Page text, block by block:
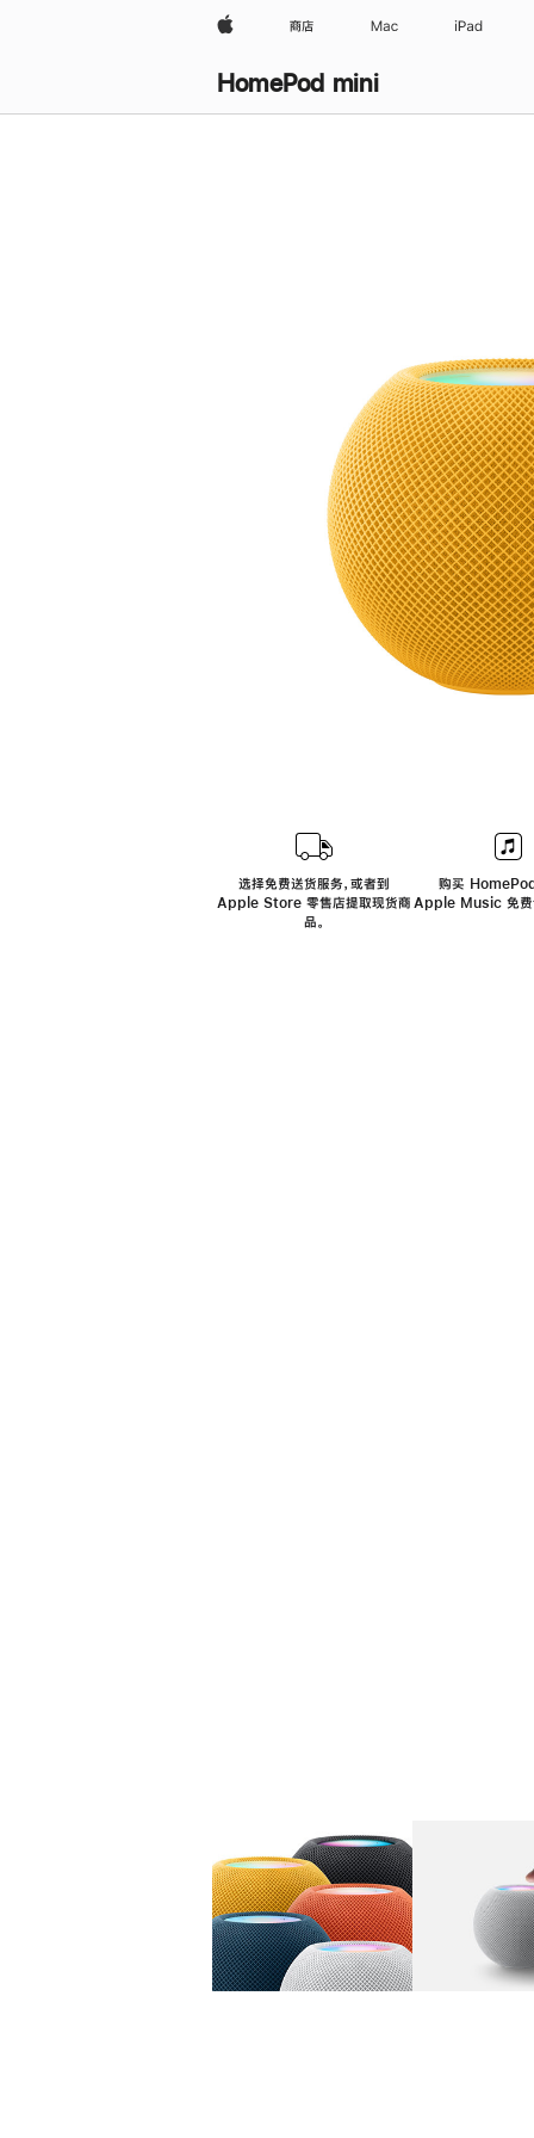
Apple 商店 Mac iPad
HomePod mini
选择免费送货服务，或者到
Apple Store 零售店提取现货商
品。
购买
Apple Music 免费
图库 图像 1